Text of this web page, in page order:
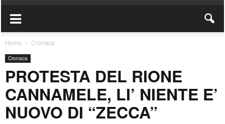
Home Cronaca
Cronaca
PROTESTA DEL RIONE
CANNAMELE, LI’ NIENTE E’
NUOVO DI “ZECCA”